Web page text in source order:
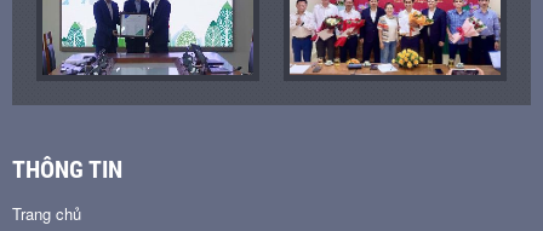
THÔNG TIN
Trang chủ